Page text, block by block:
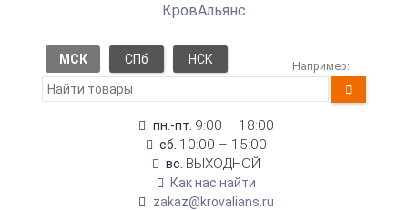
КровАльянс
МСК СПб НСК Например:
пн.-пт. 9:00 – 18:00
сб. 10:00 – 15:00
вс. ВЫХОДНОЙ
Как нас найти
zakaz@krovalians.ru